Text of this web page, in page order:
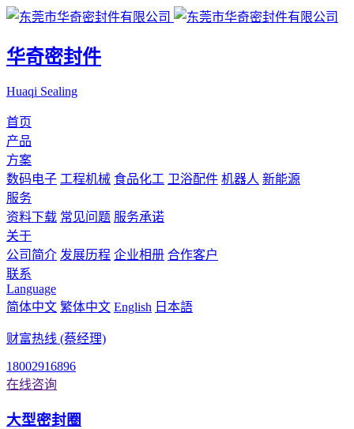
华奇密封件
Huaqi Sealing
首页
产品
方案
数码电子 工程机械 食品化工 卫浴配件 机器人 新能源
服务
资料下载 常见问题 服务承诺
关于
公司简介 发展历程 企业相册 合作客户
联系
Language
简体中文 繁体中文 English 日本語
财富热线 (蔡经理)
18002916896
在线咨询
大型密封圈